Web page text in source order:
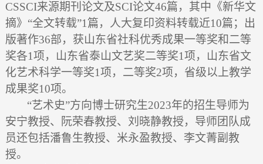
CSSCI来源期刊论文及SCI论文46篇，其中《新华文
摘》“全文转载”1 篇，人大复印资料转载近10篇；出
版著作36部，获山东省社科优秀成果一等奖和二等
奖各1项，山东省泰山文艺奖二等奖1项，山东省文
化艺术科学一等奖1项，二等奖2项，省级以上教学
成果奖10项。
“艺术史”方向博士研究生2023年的招生导师为
安宁教授、阮荣春教授、刘晓静教授，导师团队成
员还包括潘鲁生教授、米永盈教授、李文菁副教
授。